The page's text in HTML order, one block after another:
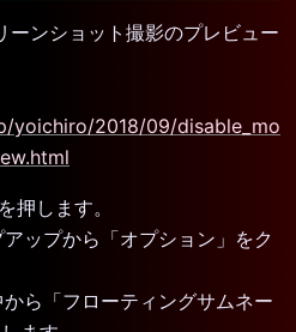
ンショット撮影のプレビュー
yoichiro/2018/09/disable_mo
します。
ップから「オプション」をク
ら「フローティングサムネー